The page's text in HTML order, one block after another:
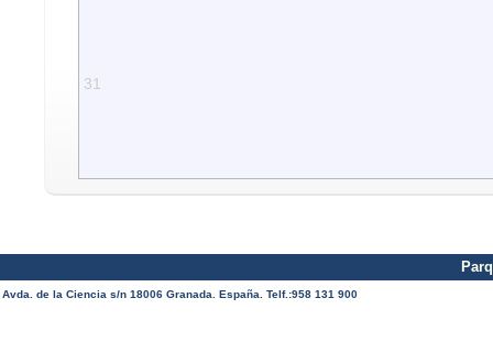
31
Avda. de la Ciencia s/n 18006 Granada. España. Telf.:958 131 900